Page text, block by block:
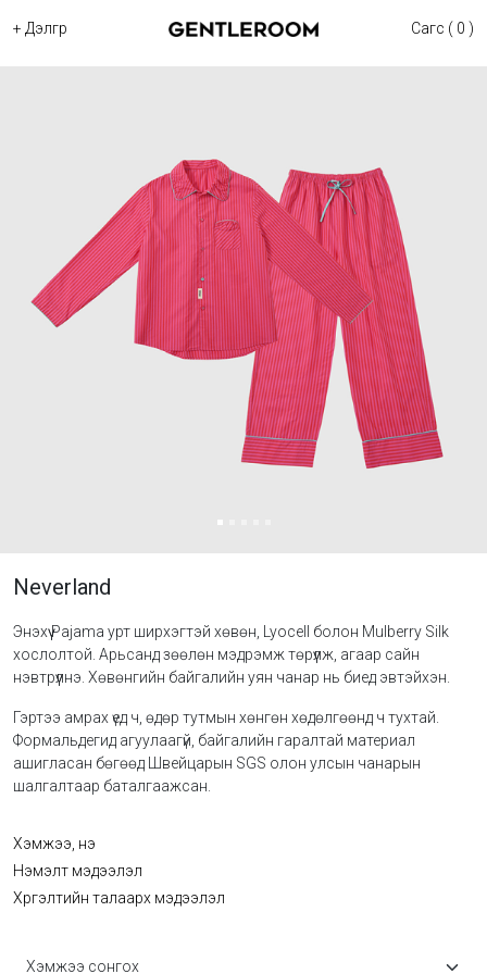
+ Дэлгүүр Сагс ( 0 )
Neverland
Энэхүү Pajama урт ширхэгтэй хөвөн, Lyocell болон Mulberry Silk
хослолтой. Арьсанд зөөлөн мэдрэмж төрүүлж, агаар сайн
нэвтрүүлнэ. Хөвөнгийн байгалийн уян чанар нь биед эвтэйхэн.
Гэртээ амрах үед ч, өдөр тутмын хөнгөн хөдөлгөөнд ч тухтай.
Формальдегид агуулаагүй, байгалийн гаралтай материал
ашигласан бөгөөд Швейцарын SGS олон улсын чанарын
шалгалтаар баталгаажсан.
Хэмжээ, үнэ
Нэмэлт мэдээлэл
Хүргэлтийн талаарх мэдээлэл